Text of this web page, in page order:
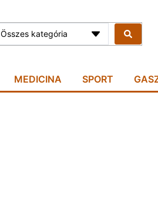
Összes kategória
MEDICINA SPORT